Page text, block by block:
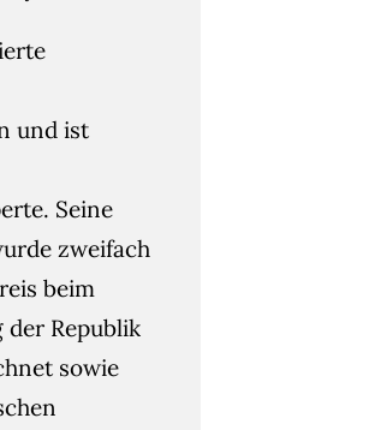
und ist
Seine
zweifach
beim
der Republik
sowie